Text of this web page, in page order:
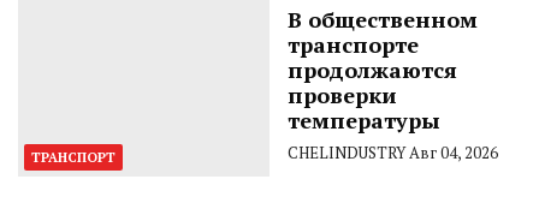
ТРАНСПОРТ
В общественном
транспорте
продолжаются
проверки
температуры
CHELINDUSTRYАвг 04, 2026